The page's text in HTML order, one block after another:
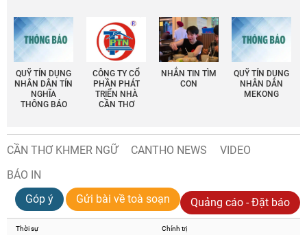
QUỸ TÍN DỤNG
NHÂN DÂN TÍN
NGHĨA
THÔNG BÁO
CÔNG TY CỔ
PHẦN PHÁT
TRIỂN NHÀ
CẦN THƠ
NHẮN TIN TÌM
CON
QUỸ TÍN DỤNG
NHÂN DÂN
MEKONG
CẦN THƠ KHMER NGỮ CANTHO NEWS
VIDEO
BÁO IN
Góp ý
Gửi bài về toà soạn Quảng cáo - Đặt báo
Thời sự Chính trị